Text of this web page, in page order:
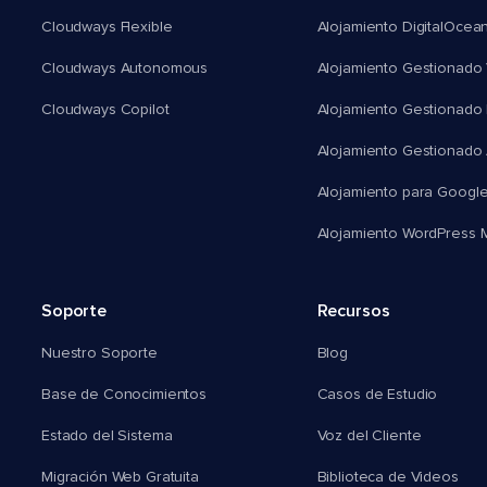
Cloudways Flexible
Cloudways Autonomous
Cloudways Copilot
Alojamiento
Alojamiento Gestionado
Alojamiento Gestionado
Alojamiento Gestionado
Alojamiento para
Alojamiento WordPress
Soporte
Nuestro Soporte
Base de Conocimientos
Estado del Sistema
Migración Web Gratuita
Recursos
Blog
Casos de Estudio
Voz del Cliente
Biblioteca de Videos